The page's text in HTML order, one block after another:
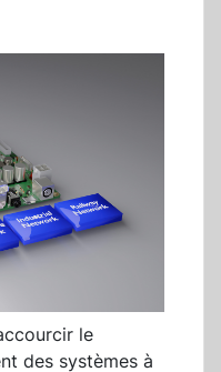
le
des systèmes à